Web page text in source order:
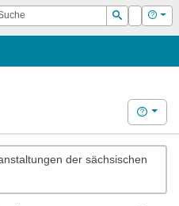
Suchen
Login Hilfe
Hilfe
der sächsischen